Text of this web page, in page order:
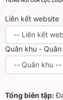
Liên kết website
Quân khu -
Tổng biên tập: